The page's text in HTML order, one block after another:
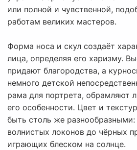
или полной и чувственной,
работам великих мастеров.
Форма носа и скул создаёт
лица, определяя его харизму.
придают благородства, а
немного детской
рама для портрета, обрамляют
его особенности. Цвет и
быть столь же разнообразными:
волнистых локонов до чёрных
играющих блеском на солнце.